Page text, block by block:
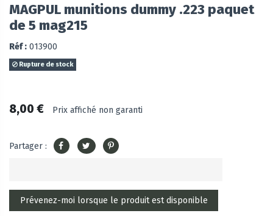
MAGPUL munitions dummy .223 paquet
de 5 mag215
Réf : 013900
Rupture de stock
8,00 € Prix affiché non garanti
Partager :